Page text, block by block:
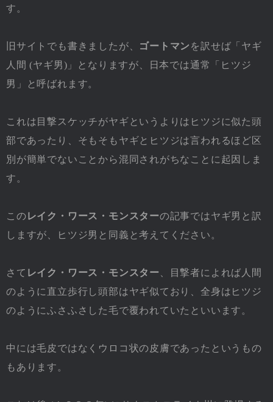
す。
旧サイトでも書きましたが、 ゴートマン を訳せば「ヤギ
人間 (ヤギ男)」となりますが、日本では通常「ヒツジ
男」と呼ばれます。
これは目撃スケッチがヤギというよりはヒツジに似た頭
部であったり、そもそもヤギとヒツジは言われるほど区
別が簡単でないことから混同されがちなことに起因しま
す。
このレイク・ワース・モンスターの記事ではヤギ男と訳
しますが、ヒツジ男と同義と考えてください。
さて レイク・ワース・モンスター 、目撃者によれば人間
のように直立歩行し頭部はヤギ似ており、全身はヒツジ
のようにふさふさした毛で覆われていたといいます。
中には毛皮ではなくウロコ状の皮膚であったというもの
もあります。